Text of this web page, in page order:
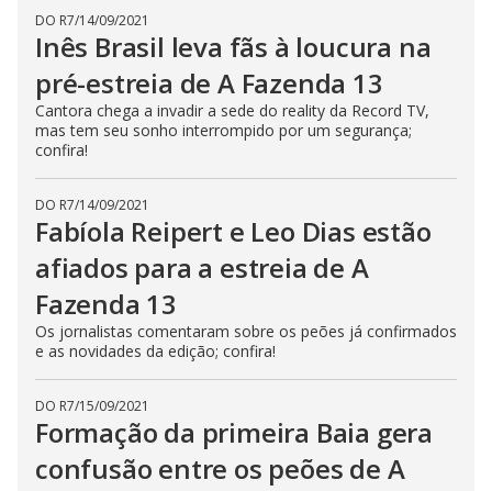
DO R7/14/09/2021
Inês Brasil leva fãs à loucura na
pré-estreia de A Fazenda 13
Cantora chega a invadir a sede do reality da Record TV,
mas tem seu sonho interrompido por um segurança;
confira!
DO R7/14/09/2021
Fabíola Reipert e Leo Dias estão
afiados para a estreia de A
Fazenda 13
Os jornalistas comentaram sobre os peões já confirmados
e as novidades da edição; confira!
DO R7/15/09/2021
Formação da primeira Baia gera
confusão entre os peões de A